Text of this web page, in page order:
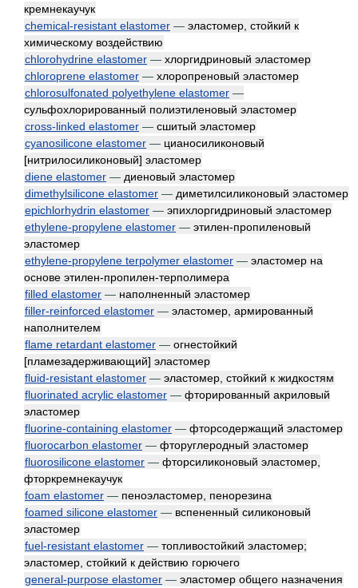
кремнекаучук
chemical-resistant elastomer — эластомер, стойкий к
химическому воздействию
chlorohydrine elastomer — хлоргидриновый эластомер
chloroprene elastomer — хлоропреновый эластомер
chlorosulfonated polyethylene elastomer —
сульфохлорированный полиэтиленовый эластомер
cross-linked elastomer — сшитый эластомер
cyanosilicone elastomer — цианосиликоновый
[нитрилосиликоновый] эластомер
diene elastomer — диеновый эластомер
dimethylsilicone elastomer — диметилсиликоновый эластомер
epichlorhydrin elastomer — эпихлоргидриновый эластомер
ethylene-propylene elastomer — этилен-пропиленовый
эластомер
ethylene-propylene terpolymer elastomer — эластомер на
основе этилен-пропилен-терполимера
filled elastomer — наполненный эластомер
filler-reinforced elastomer — эластомер, армированный
наполнителем
flame retardant elastomer — огнестойкий
[пламезадерживающий] эластомер
fluid-resistant elastomer — эластомер, стойкий к жидкостям
fluorinated acrylic elastomer — фторированный акриловый
эластомер
fluorine-containing elastomer — фторсодержащий эластомер
fluorocarbon elastomer — фторуглеродный эластомер
fluorosilicone elastomer — фторсиликоновый эластомер,
фторкремнекаучук
foam elastomer — пеноэластомер, пенорезина
foamed silicone elastomer — вспененный силиконовый
эластомер
fuel-resistant elastomer — топливостойкий эластомер;
эластомер, стойкий к действию горючего
general-purpose elastomer — эластомер общего назначения